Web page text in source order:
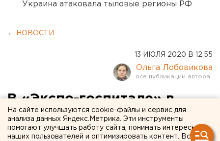
Украина атаковала тыловые регионы РФ
← НОВОСТИ
13 ИЮЛЯ 2020 В 12:55
Ольга Лобовикова
В «Экспо-госпитале» в
Екатеринбурге появились
первые пациенты
На сайте используются cookie-файлы и сервис для
анализа данных Яндекс.Метрика. Эти инструменты
помогают улучшать работу сайта, понимать интересы
наших пользователей и оптимизировать контент. Вся